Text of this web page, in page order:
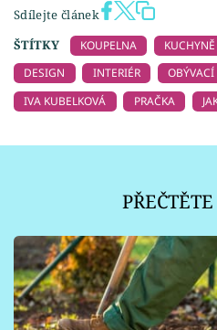
Sdílejte článek
ŠTÍTKY
KOUPELNA KUCHYNĚ
DESIGN
INTERIÉR OBÝVACÍ
IVA KUBELKOVÁ
PRAČKA